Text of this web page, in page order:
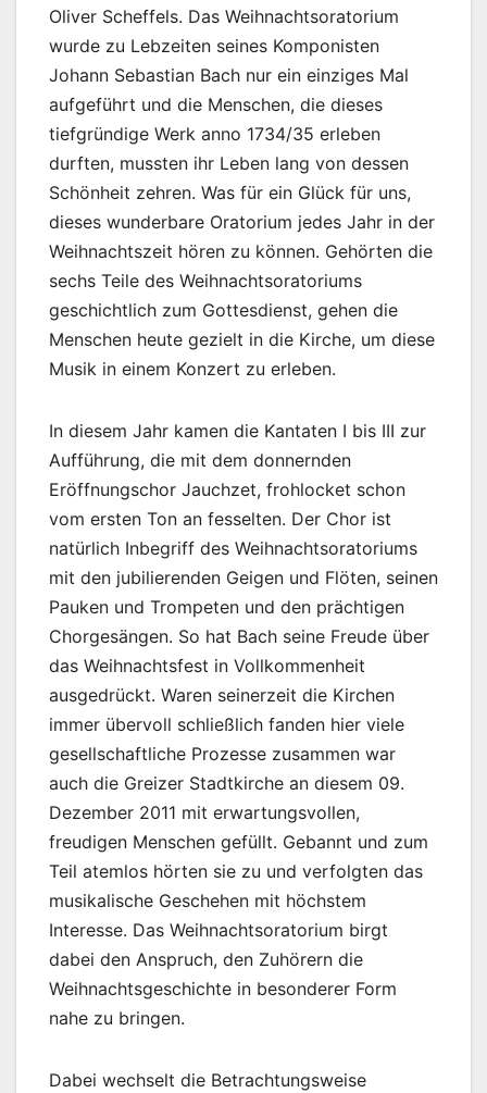
Oliver Scheffels. Das Weihnachtsoratorium
wurde zu Lebzeiten seines Komponisten
Johann Sebastian Bach nur ein einziges Mal
aufgeführt und die Menschen, die dieses
tiefgründige Werk anno 1734/35 erleben
durften, mussten ihr Leben lang von dessen
Schönheit zehren. Was für ein Glück für uns,
dieses wunderbare Oratorium jedes Jahr in der
Weihnachtszeit hören zu können. Gehörten die
sechs Teile des Weihnachtsoratoriums
geschichtlich zum Gottesdienst, gehen die
Menschen heute gezielt in die Kirche, um diese
Musik in einem Konzert zu erleben.
In diesem Jahr kamen die Kantaten I bis III zur
Aufführung, die mit dem donnernden
Eröffnungschor Jauchzet, frohlocket schon
vom ersten Ton an fesselten. Der Chor ist
natürlich Inbegriff des Weihnachtsoratoriums
mit den jubilierenden Geigen und Flöten, seinen
Pauken und Trompeten und den prächtigen
Chorgesängen. So hat Bach seine Freude über
das Weihnachtsfest in Vollkommenheit
ausgedrückt. Waren seinerzeit die Kirchen
immer übervoll schließlich fanden hier viele
gesellschaftliche Prozesse zusammen war
auch die Greizer Stadtkirche an diesem 09.
Dezember 2011 mit erwartungsvollen,
freudigen Menschen gefüllt. Gebannt und zum
Teil atemlos hörten sie zu und verfolgten das
musikalische Geschehen mit höchstem
Interesse. Das Weihnachtsoratorium birgt
dabei den Anspruch, den Zuhörern die
Weihnachtsgeschichte in besonderer Form
nahe zu bringen.
Dabei wechselt die Betrachtungsweise